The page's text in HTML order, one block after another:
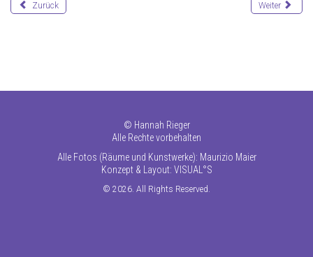
Zurück Weiter
© Hannah Rieger
Alle Rechte vorbehalten
Alle Fotos (Räume und Kunstwerke): Maurizio Maier
Konzept & Layout: VISUAL°S
© 2026. All Rights Reserved.